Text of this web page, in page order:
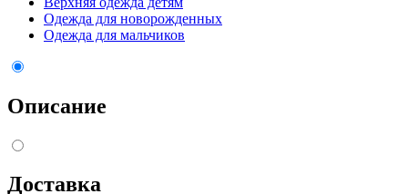
Одежда для новорожденных
Одежда для мальчиков
Описание
Доставка